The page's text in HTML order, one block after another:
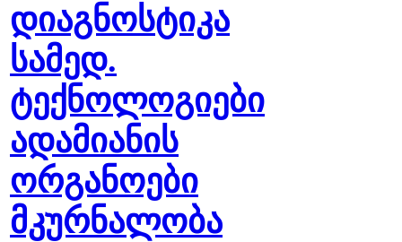
დიაგნოსტიკა
სამედ.
ტექნოლოგიები
ადამიანის
ორგანოები
მკურნალობა